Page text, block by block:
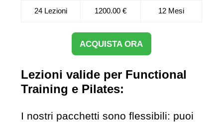
24 Lezioni 1200.00 € 12 Mesi
ACQUISTA ORA
Lezioni valide per Functional
Training e Pilates:
I nostri pacchetti sono flessibili: puoi